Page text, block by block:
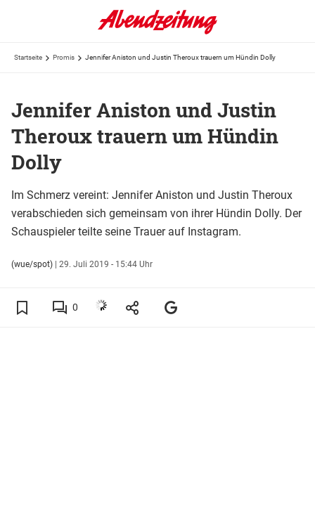
Startseite Promis Jennifer Aniston und Justin Theroux trauern um Hündin Dolly
Jennifer Aniston und Justin
Theroux trauern um Hündin
Dolly
Im Schmerz vereint: Jennifer Aniston und Justin Theroux
verabschieden sich gemeinsam von ihrer Hündin Dolly. Der
Schauspieler teilte seine Trauer auf Instagram.
(wue/spot) | 29. Juli 2019 - 15:44 Uhr
0